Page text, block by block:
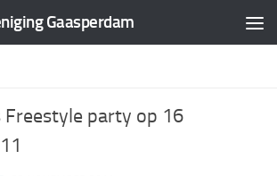
Gaasperdam
Freestyle party op 16